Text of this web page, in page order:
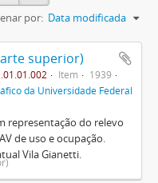
por: Data modificada
superior)
Item
1939
da Universidade Federal
representação do relevo
de uso e ocupação.
Vila Gianetti.